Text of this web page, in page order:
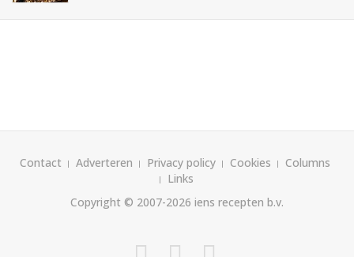
Contact Adverteren Privacy policy Cookies
Columns
Links
Copyright © 2007-2026 iens recepten b.v.